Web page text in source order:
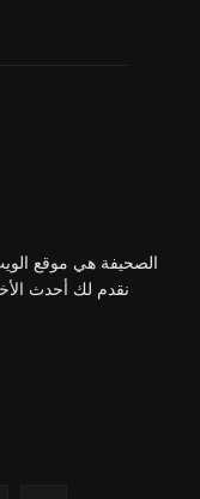
الصحيفة هي موقع
نقدم لك أحدث